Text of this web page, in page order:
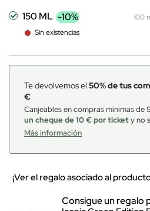
150 ML -10%
Sin existencias
100
Te devolvemos el 50% de tus
€
Canjeables en compras mínimas
un cheque de 10 € por tickety no
Más información
¡Ver el regalo asociado al
Consigue un regalo